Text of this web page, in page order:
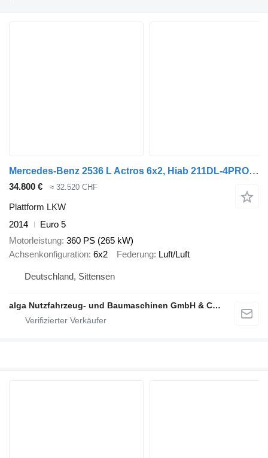
Mercedes-Benz 2536 L Actros 6x2, Hiab 211DL-4PRO, Klima, AHK
34.800 € ≈ 32.520 CHF
Plattform LKW
2014
Euro 5
Motorleistung 360 PS (265 kW)
Achsenkonfiguration 6x2 Federung Luft/Luft
Deutschland, Sittensen
alga Nutzfahrzeug- und Baumaschinen GmbH & Co. KG